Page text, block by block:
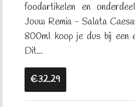
foodartikelen en
Jouw Remia - Salata
800ml koop je dus bij een
Dit...
€32.29